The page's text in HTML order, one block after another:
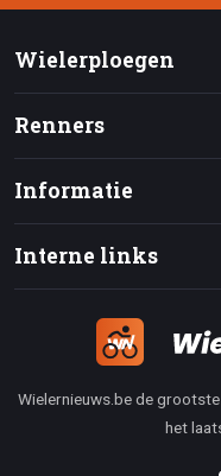
Wielerploegen
Renners
Informatie
Interne links
Wielernieuws.be de
het